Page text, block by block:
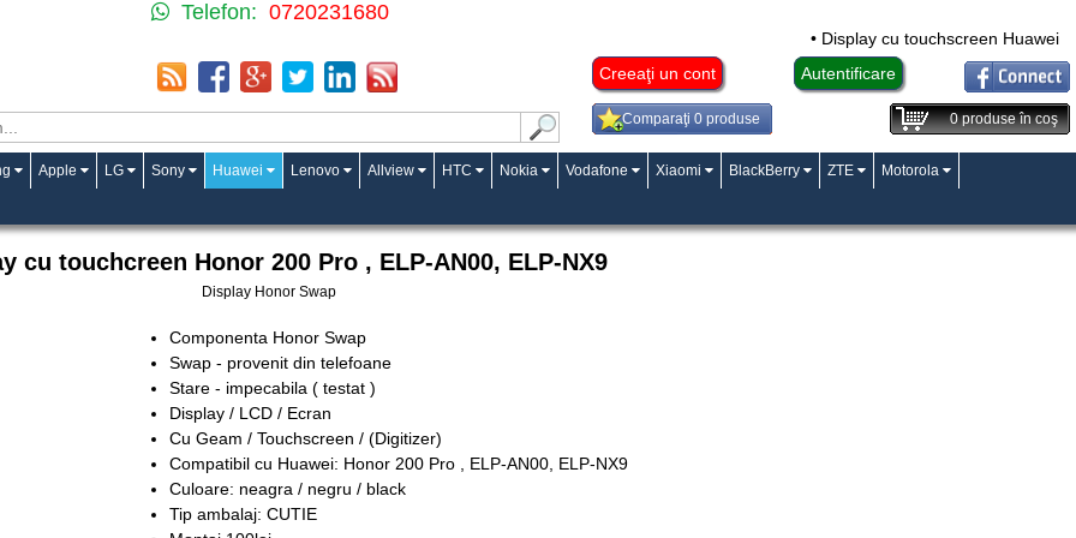
Telefon: 0720231680
• Display cu touchscreen Huawei
Creeaţi un cont
Autentificare
Comparaţi 0 produse 0produse în coş
Apple LG Sony Huawei Lenovo Allview HTC Nokia Vodafone Xiaomi BlackBerry ZTE Motorola
cu touchcreen Honor 200 Pro , ELP-AN00, ELP-NX9
Display Honor Swap
Componenta Honor Swap
Swap - provenit din telefoane
Stare - impecabila ( testat )
Display / LCD / Ecran
Cu Geam / Touchscreen / (Digitizer)
Compatibil cu Huawei: Honor 200 Pro , ELP-AN00, ELP-NX9
Culoare: neagra / negru / black
Tip ambalaj: CUTIE